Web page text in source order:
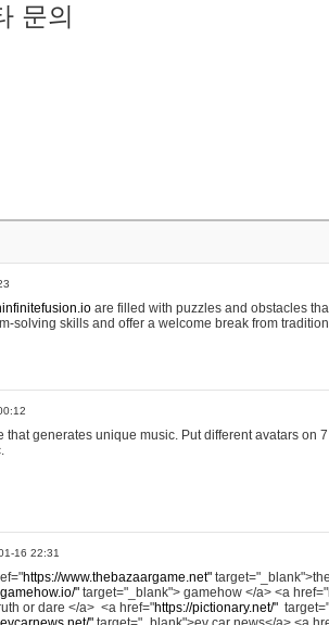
문의
are filled with puzzles and obstacles
solving skills and offer a welcome break from
that generates unique music. Put different avatars on
16 22:31
https://www.thebazaargame.net"
" target="_blank"> gamehow </a> <a href="
or dare </a> <a href="https://pictionary.net/"